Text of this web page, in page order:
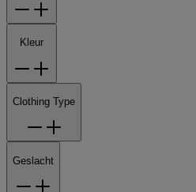
Kleur
Clothing Type
Geslacht